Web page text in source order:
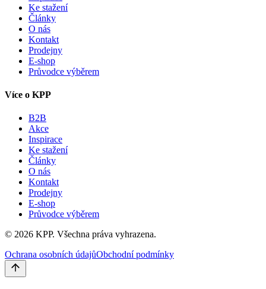
Ke stažení
Články
O nás
Kontakt
Prodejny
E-shop
Průvodce výběrem
Více o KPP
B2B
Akce
Inspirace
Ke stažení
Články
O nás
Kontakt
Prodejny
E-shop
Průvodce výběrem
© 2026 KPP. Všechna práva vyhrazena.
Ochrana osobních údajůObchodní podmínky